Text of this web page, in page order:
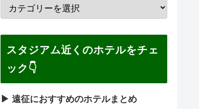
スタジアム近くのホテルをチェ
ック👇
▶ 遠征におすすめのホテルまとめ